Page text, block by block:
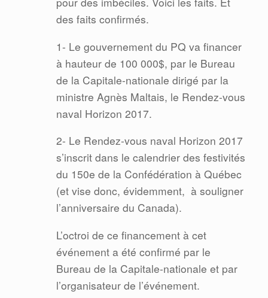
des faits confirmés.
1- Le gouvernement du PQ va financer
à hauteur de 100 000$, par le Bureau
de la Capitale-nationale dirigé par la
ministre Agnès Maltais, le Rendez-vous
naval Horizon 2017.
2- Le Rendez-vous naval Horizon 2017
s’inscrit dans le calendrier des festivités
du 150e de la Confédération à Québec
(et vise donc, évidemment, à souligner
l’anniversaire du Canada).
L’octroi de ce financement à cet
événement a été confirmé par le
Bureau de la Capitale-nationale et par
l’organisateur de l’événement.